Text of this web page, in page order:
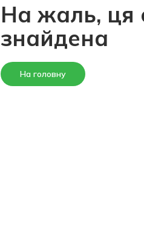
На жаль, ця
знайдена
На головну